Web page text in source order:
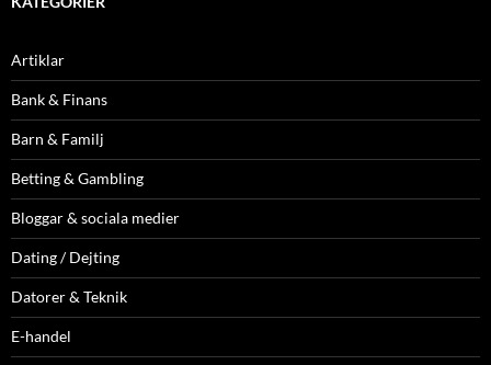
Artiklar
Bank & Finans
Barn & Familj
Betting & Gambling
Bloggar & sociala medier
Dating / Dejting
Datorer & Teknik
E-handel